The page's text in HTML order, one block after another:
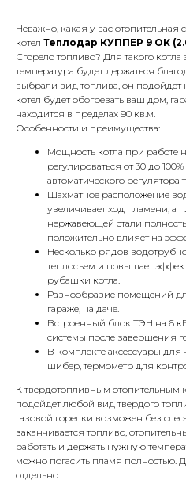
Неважно, какая у вас отопительная
котел Теплодар КУППЕР 9 ОК
Сгорело топливо? Для такого
температура будет держаться
выбрали вид топлива, он
котел будет обогревать ваш дом,
находится в пределах 90 кв.м.
Особенности и преимущества:
Мощность котла при работе
регулироваться от 30 до
автоматического регулятора
Шахматное расположение
увеличивает ход пламени, а
нержавеющей стали
положительно влияет на
Несколько рядов
теплосъем и повышает
рубашки котла.
Разнообразие помещений
гараже, на даче.
Встроенный блок ТЭН на 6
системы после завершения
В комплекте аксессуары для
шибер, термометр для
К твердотопливным отопительным
подойдет любой вид твердого
газовой горелки возможен без
заканчивается топливо,
работать и держать нужную
можно погасить пламя полностью.
отдельно.
Адрес
Г.Москва Волоколамское
71/22к2
Пн-вс с 9:00 до 18:00
Телефон
8 495 233-79-79
8 985 233-79-79
КОНТАКТЫ